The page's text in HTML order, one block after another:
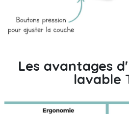
Les avantages
lavable